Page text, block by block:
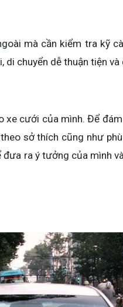
mà cần kiểm tra kỹ
chuyển dễ thuận tiện và
cưới của mình. Để
sở thích cũng như
ra ý tưởng của mình